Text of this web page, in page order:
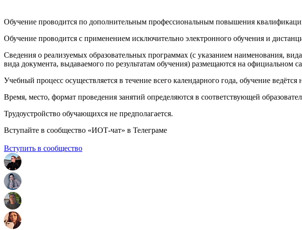
Обучение проводится по дополнительным профессиональным повышения
Обучение проводится с применением исключительно электронного обучения и
Сведения о реализуемых образовательных программах (с указанием наименования,
вида документа, выдаваемого по результатам обучения) размещаются на официальном
Учебный процесс осуществляется в течение всего календарного года, обучение ведётся
Время, место, формат проведения занятий определяются в соответствующей
Трудоустройство обучающихся не предполагается.
Вступайте в сообщество «ИОТ-чат» в Телеграме
Вступить в сообщество